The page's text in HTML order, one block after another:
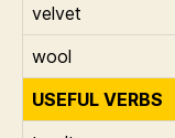
velvet
wool
USEFUL VERBS